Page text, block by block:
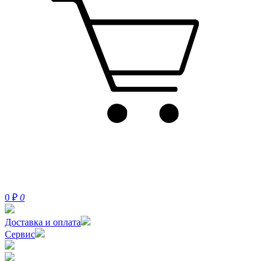
0 ₽ 0
Доставка и оплата
Сервис